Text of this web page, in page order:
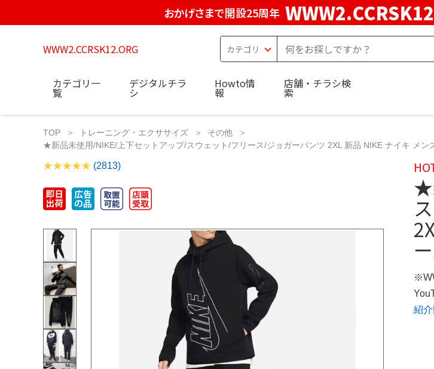
おかげさまで開設25周年
WWW2.CCRSK12.ORG
カテゴリ一
覧
デジタルチラ
シ
Howto情
報
店舗・チラシ検
索
TOP トレーニング・エクササイズ
その他
★新品未使用/NIKE/上下セットアップ/スウェット/フリース/ジョガーパンツ 2XL 新品 NIKE ナイキ メン
(2813)
★
紹